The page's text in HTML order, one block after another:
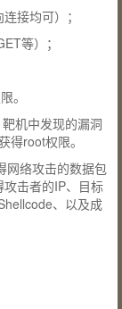
接均可）；
等）；
。
机中发现的漏洞
得root权限。
网络攻击的数据包
击者的IP、目标
、以及成